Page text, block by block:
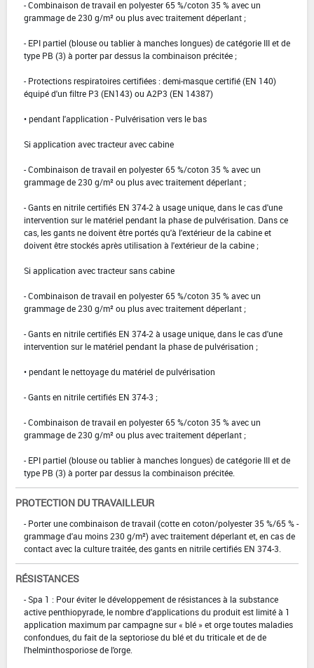
- Combinaison de travail en polyester 65 %/coton 35 % avec un
grammage de 230 g/m² ou plus avec traitement déperlant ;
- EPI partiel (blouse ou tablier à manches longues) de catégorie III et de
type PB (3) à porter par dessus la combinaison précitée ;
- Protections respiratoires certifiées : demi-masque certifié (EN 140)
équipé d'un filtre P3 (EN143) ou A2P3 (EN 14387)
• pendant l'application - Pulvérisation vers le bas
Si application avec tracteur avec cabine
- Combinaison de travail en polyester 65 %/coton 35 % avec un
grammage de 230 g/m² ou plus avec traitement déperlant ;
- Gants en nitrile certifiés EN 374-2 à usage unique, dans le cas d'une
intervention sur le matériel pendant la phase de pulvérisation. Dans ce
cas, les gants ne doivent être portés qu'à l'extérieur de la cabine et
doivent être stockés après utilisation à l'extérieur de la cabine ;
Si application avec tracteur sans cabine
- Combinaison de travail en polyester 65 %/coton 35 % avec un
grammage de 230 g/m² ou plus avec traitement déperlant ;
- Gants en nitrile certifiés EN 374-2 à usage unique, dans le cas d'une
intervention sur le matériel pendant la phase de pulvérisation ;
• pendant le nettoyage du matériel de pulvérisation
- Gants en nitrile certifiés EN 374-3 ;
- Combinaison de travail en polyester 65 %/coton 35 % avec un
grammage de 230 g/m² ou plus avec traitement déperlant ;
- EPI partiel (blouse ou tablier à manches longues) de catégorie III et de
type PB (3) à porter par dessus la combinaison précitée.
PROTECTION DU TRAVAILLEUR
- Porter une combinaison de travail (cotte en coton/polyester 35 %/65 % -
grammage d'au moins 230 g/m²) avec traitement déperlant et, en cas de
contact avec la culture traitée, des gants en nitrile certifiés EN 374-3.
RÉSISTANCES
- Spa 1 : Pour éviter le développement de résistances à la substance
active penthiopyrade, le nombre d'applications du produit est limité à 1
application maximum par campagne sur « blé » et orge toutes maladies
confondues, du fait de la septoriose du blé et du triticale et de de
l'helminthosporiose de l'orge.